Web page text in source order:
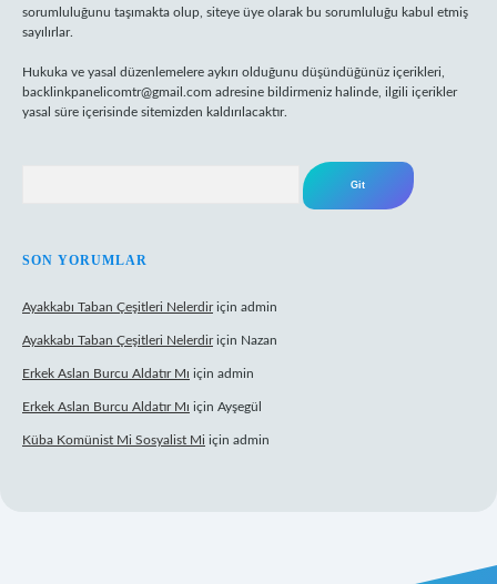
sorumluluğunu taşımakta olup, siteye üye olarak bu sorumluluğu kabul etmiş
sayılırlar.
Hukuka ve yasal düzenlemelere aykırı olduğunu düşündüğünüz içerikleri,
backlinkpanelicomtr@gmail.com adresine bildirmeniz halinde, ilgili içerikler
yasal süre içerisinde sitemizden kaldırılacaktır.
SON YORUMLAR
Ayakkabı Taban Çeşitleri Nelerdiriçin admin
Ayakkabı Taban Çeşitleri Nelerdiriçin Nazan
Erkek Aslan Burcu Aldatır Mı için admin
Erkek Aslan Burcu Aldatır Mı için Ayşegül
Küba Komünist Mi Sosyalist Mi için admin